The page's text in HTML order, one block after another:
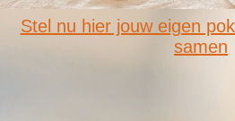
Stel nu hier jouw eigen
samen